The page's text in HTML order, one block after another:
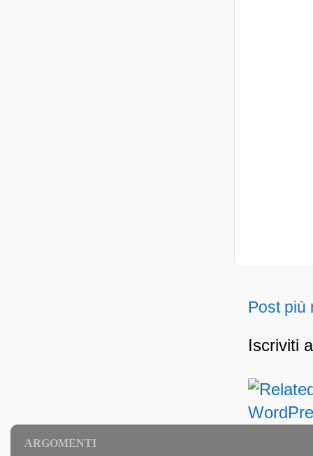
Post più
Iscriviti
ARGOMENTI